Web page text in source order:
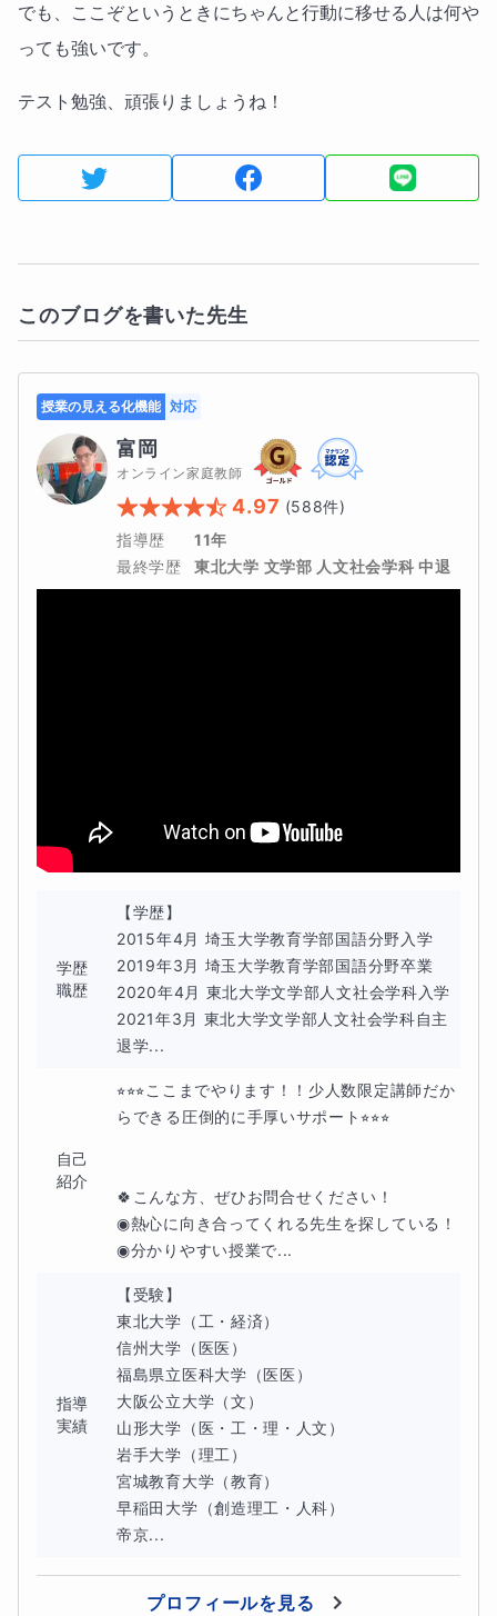
でも、ここぞというときにちゃんと行動に移せる人は何や
っても強いです。
テスト勉強、頑張りましょうね！
このブログを書いた先生
授業の見える化機能 対応
富岡
オンライン家庭教師
4.97 (588件)
指導歴
11年
最終学歴
東北大学 文学部 人文社会学科 中退
学歴
職歴
【学歴】
2015年4月 埼玉大学教育学部国語分野入学
2019年3月 埼玉大学教育学部国語分野卒業
2020年4月 東北大学文学部人文社会学科入学
2021年3月 東北大学文学部人文社会学科自主
退学...
自己
紹介
⭐︎⭐︎⭐︎ここまでやります！！少人数限定講師だか
らできる圧倒的に手厚いサポート⭐︎⭐︎⭐︎
🍀こんな方、ぜひお問合せください！
◉熱心に向き合ってくれる先生を探している！
◉分かりやすい授業で...
指導
実績
【受験】
東北大学（工・経済）
信州大学（医医）
福島県立医科大学（医医）
大阪公立大学（文）
山形大学（医・工・理・人文）
岩手大学（理工）
宮城教育大学（教育）
早稲田大学（創造理工・人科）
帝京...
プロフィールを見る